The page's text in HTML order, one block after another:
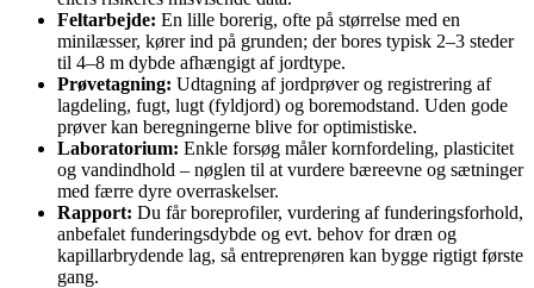
Feltarbejde: En lille borerig, ofte på størrelse med en
minilæsser, kører ind på grunden; der bores typisk 2–3 steder
til 4–8 m dybde afhængigt af jordtype.
Prøvetagning: Udtagning af jordprøver og registrering af
lagdeling, fugt, lugt (fyldjord) og boremodstand. Uden gode
prøver kan beregningerne blive for optimistiske.
Laboratorium: Enkle forsøg måler kornfordeling, plasticitet
og vandindhold – nøglen til at vurdere bæreevne og sætninger
med færre dyre overraskelser.
Rapport: Du får boreprofiler, vurdering af funderingsforhold,
anbefalet funderingsdybde og evt. behov for dræn og
kapillarbrydende lag, så entreprenøren kan bygge rigtigt første
gang.